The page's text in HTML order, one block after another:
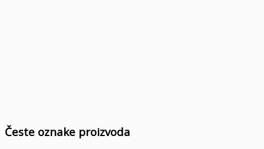
Česte oznake proizvoda